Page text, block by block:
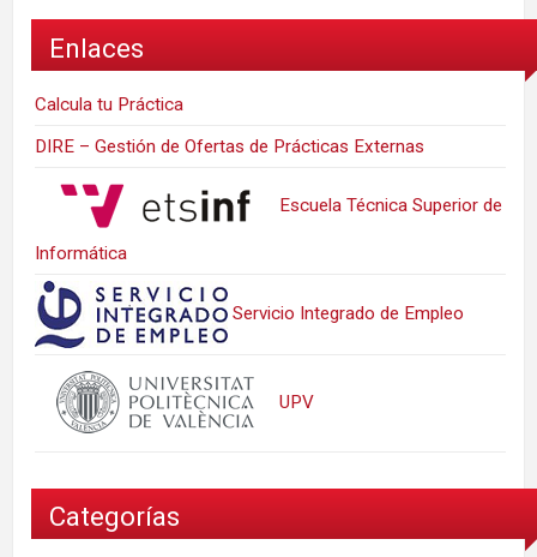
Enlaces
Calcula tu Práctica
DIRE – Gestión de Ofertas de Prácticas Externas
Escuela Técnica Superior de
Informática
Servicio Integrado de Empleo
UPV
Categorías